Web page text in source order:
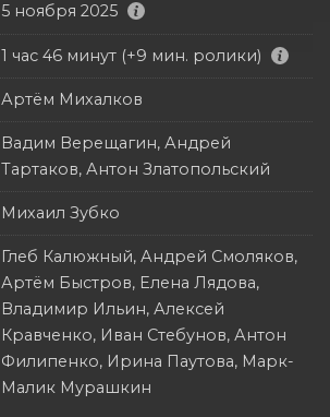
5 ноября 2025
1 час 46 минут (+9 мин. ролики)
Артём Михалков
Вадим Верещагин, Андрей
Тартаков, Антон Златопольский
Михаил Зубко
Глеб Калюжный, Андрей Смоляков,
Артём Быстров, Елена Лядова,
Владимир Ильин, Алексей
Кравченко, Иван Стебунов, Антон
Филипенко, Ирина Паутова, Марк-
Малик Мурашкин